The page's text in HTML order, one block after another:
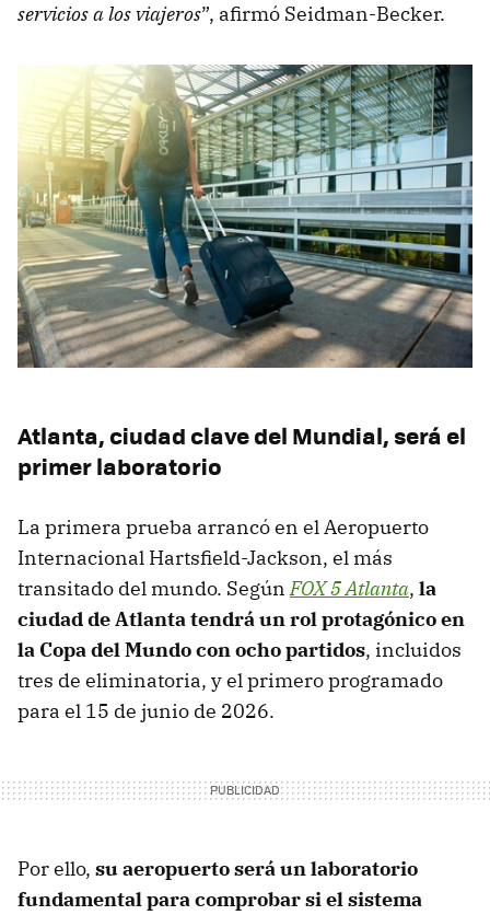
servicios a los viajeros”, afirmó Seidman-Becker.
Atlanta, ciudad clave del Mundial, será el
primer laboratorio
La primera prueba arrancó en el Aeropuerto
Internacional Hartsfield-Jackson, el más
transitado del mundo. SegúnFOX 5 Atlanta, la
ciudad de Atlanta tendrá un rol protagónico en
la Copa del Mundo con ocho partidos, incluidos
tres de eliminatoria, y el primero programado
para el 15 de junio de 2026.
Por ello, su aeropuerto será un laboratorio
fundamental para comprobar si el sistema